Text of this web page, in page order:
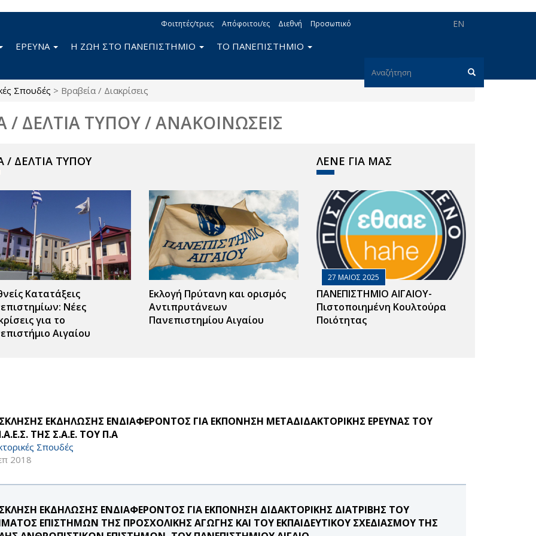
EN
Φοιτητές/τριες Απόφοιτοι/ες Διεθνή Προσωπικό
Φόρμα
ΕΡΕΥΝΑ Η ΖΩΗ ΣΤΟ ΠΑΝΕΠΙΣΤΗΜΙΟ ΤΟ ΠΑΝΕΠΙΣΤΗΜΙΟ
Σπουδές > Βραβεία / Διακρίσεις
/ ΔΕΛΤΙΑ ΤΥΠΟΥ / ΑΝΑΚΟΙΝΩΣΕΙΣ
/ ΔΕΛΤΙΑ ΤΥΠΟΥ
Κατατάξεις
Νέες
για το
Αιγαίου
Εκλογή Πρύτανη και ορισμός
Αντιπρυτάνεων
Πανεπιστημίου Αιγαίου
ΛΕΝΕ ΓΙΑ ΜΑΣ
27 ΜΑΙΟΣ 2025
ΠΑΝΕΠΙΣΤΗΜΙΟ ΑΙΓΑΙΟΥ-
Πιστοποιημένη Κουλτούρα
Ποιότητας
ΕΚΔΗΛΩΣΗΣ ΕΝΔΙΑΦΕΡΟΝΤΟΣ ΓΙΑ ΕΚΠΟΝΗΣΗ ΜΕΤΑΔΙΔΑΚΤΟΡΙΚΗΣ ΕΡΕΥΝΑΣ ΤΟΥ
ΤΗΣ Σ.Α.Ε. ΤΟΥ Π.Α
Σπουδές
2018
ΕΚΔΗΛΩΣΗΣ ΕΝΔΙΑΦΕΡΟΝΤΟΣ ΓΙΑ ΕΚΠΟΝΗΣΗ ΔΙΔΑΚΤΟΡΙΚΗΣ ΔΙΑΤΡΙΒΗΣ ΤΟΥ
ΕΠΙΣΤΗΜΩΝ ΤΗΣ ΠΡΟΣΧΟΛΙΚΗΣ ΑΓΩΓΗΣ ΚΑΙ ΤΟΥ ΕΚΠΑΙΔΕΥΤΙΚΟΥ ΣΧΕΔΙΑΣΜΟΥ ΤΗΣ